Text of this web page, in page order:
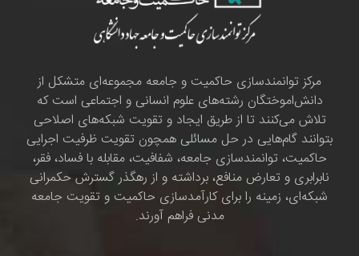
مرکز توانمندسازی حاکمیت و جامعه مجموعه‌ای متشکل از
دانش‌اموختگان رشته‌های علوم انسانی و اجتماعی است که
تلاش می‌کنند تا از طریق ایجاد و تقویت شبکه‌های اصلاحی
بتوانند گام‌هایی در حل مسائلی همچون تقویت ظرفیت اجرایی
حاکمیت، توانمندسازی جامعه، شفافیت، مقابله با فساد، فقر،
نابرابری و تعارض منافع، برداشته و از رهگذر گسترش حکمرانی
شبکه‌ای، زمینه را برای کارآمدسازی حاکمیت و تقویت جامعه
مدنی فراهم آورند.